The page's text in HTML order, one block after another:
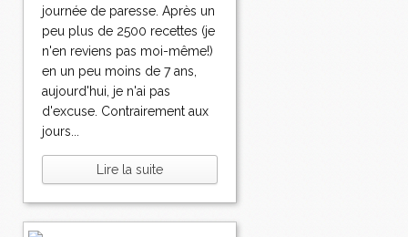
journée de paresse. Après un
peu plus de 2500 recettes (je
n'en reviens pas moi-même!)
en un peu moins de 7 ans,
aujourd'hui, je n'ai pas
d'excuse. Contrairement aux
jours...
Lire la suite